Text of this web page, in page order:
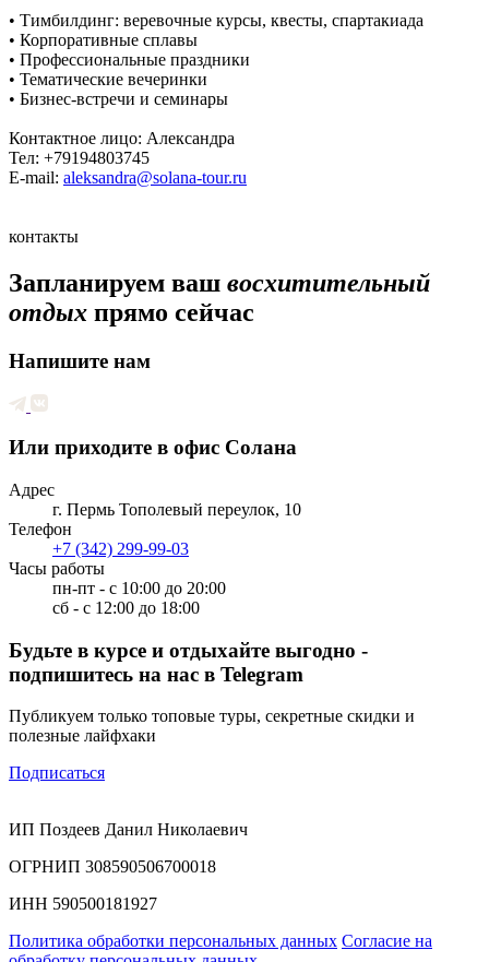
• Тимбилдинг: веревочные курсы, квесты, спартакиада
• Корпоративные сплавы
• Профессиональные праздники
• Тематические вечеринки
• Бизнес-встречи и семинары
Контактное лицо: Александра
Тел: +79194803745
E-mail: aleksandra@solana-tour.ru
контакты
Запланируем ваш восхитительный
отдых прямо сейчас
Напишите нам
Или приходите в офис Солана
Адрес
г. Пермь Тополевый переулок, 10
Телефон
+7 (342) 299-99-03
Часы работы
пн-пт - с 10:00 до 20:00
сб - с 12:00 до 18:00
Будьте в курсе и отдыхайте выгодно -
подпишитесь на нас в Telegram
Публикуем только топовые туры, секретные скидки и
полезные лайфхаки
Подписаться
ИП Поздеев Данил Николаевич
ОГРНИП 308590506700018
ИНН 590500181927
Политика обработки персональных данных Согласие на